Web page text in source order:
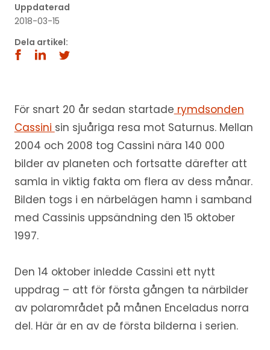
Uppdaterad
2018-03-15
Dela artikel:
För snart 20 år sedan startade rymdsonden
Cassini sin sjuåriga resa mot Saturnus. Mellan
2004 och 2008 tog Cassini nära 140 000
bilder av planeten och fortsatte därefter att
samla in viktig fakta om flera av dess månar.
Bilden togs i en närbelägen hamn i samband
med Cassinis uppsändning den 15 oktober
1997.
Den 14 oktober inledde Cassini ett nytt
uppdrag – att för första gången ta närbilder
av polarområdet på månen Enceladus norra
del. Här är en av de första bilderna i serien.